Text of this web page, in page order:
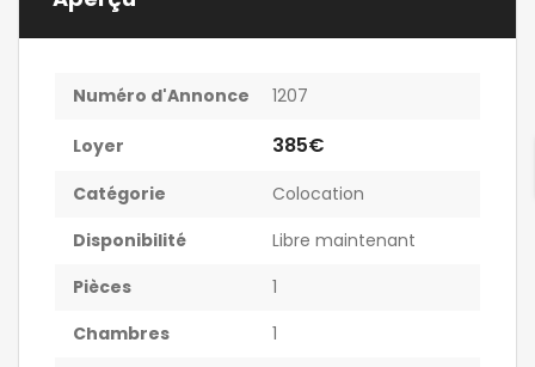
Numéro d'Annonce 1207
Loyer 385€
Catégorie
Colocation
Disponibilité
Libre maintenant
Pièces
1
Chambres
1